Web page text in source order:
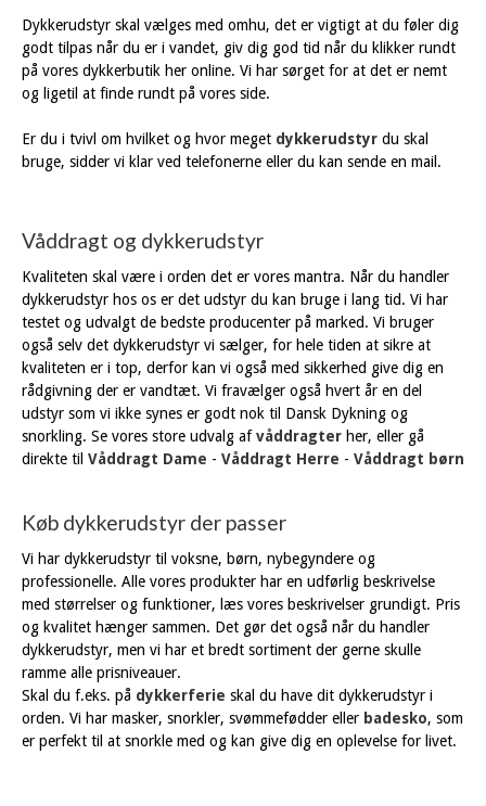
Dykkerudstyr skal vælges med omhu, det er vigtigt at du føler dig
godt tilpas når du er i vandet, giv dig god tid når du klikker rundt
på vores dykkerbutik her online. Vi har sørget for at det er nemt
og ligetil at finde rundt på vores side.
Er du i tvivl om hvilket og hvor meget dykkerudstyr du skal
bruge, sidder vi klar ved telefonerne eller du kan sende en mail.
Våddragt og dykkerudstyr
Kvaliteten skal være i orden det er vores mantra. Når du handler
dykkerudstyr hos os er det udstyr du kan bruge i lang tid. Vi har
testet og udvalgt de bedste producenter på marked. Vi bruger
også selv det dykkerudstyr vi sælger, for hele tiden at sikre at
kvaliteten er i top, derfor kan vi også med sikkerhed give dig en
rådgivning der er vandtæt. Vi fravælger også hvert år en del
udstyr som vi ikke synes er godt nok til Dansk Dykning og
snorkling. Se vores store udvalg afvåddragter her, eller gå
direkte til Våddragt Dame - Våddragt Herre - Våddragt børn
Køb dykkerudstyr der passer
Vi har dykkerudstyr til voksne, børn, nybegyndere og
professionelle. Alle vores produkter har en udførlig beskrivelse
med størrelser og funktioner, læs vores beskrivelser grundigt. Pris
og kvalitet hænger sammen. Det gør det også når du handler
dykkerudstyr, men vi har et bredt sortiment der gerne skulle
ramme alle prisniveauer.
Skal du f.eks. på dykkerferie skal du have dit dykkerudstyr i
orden. Vi har masker, snorkler, svømmefødder eller badesko, som
er perfekt til at snorkle med og kan give dig en oplevelse for livet.